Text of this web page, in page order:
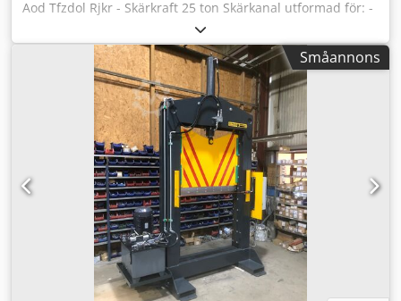
Aod Tfzdol Rjkr - Skärkraft 25 ton Skärkanal utformad för: -
max. rullängd 1500 mm - max. rulldiameter 800 mm -
Maskinvikt ca 3000 kg - Tankvolym ca 110 liter -
Handskyddsgaller vid kontrollpanelen och på motsatta
sidan - Klyvbord i rakt utförande - Dokumentation 2x tyska
(1x textform, 1x CD) - Färg RAL 5012 – ljusblå
Skyddsgaller/knivbalk RAL 1028 melon-gul Maskin på lager
– omedelbart tillgänglig Pris och mer information på
Småannons